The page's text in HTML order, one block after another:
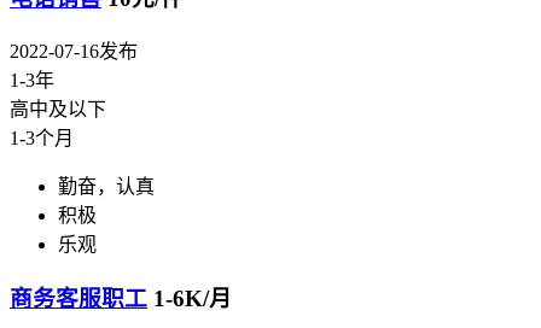
2022-07-16发布
1-3年
高中及以下
1-3个月
勤奋，认真
积极
乐观
商务客服职工 1-6K/月